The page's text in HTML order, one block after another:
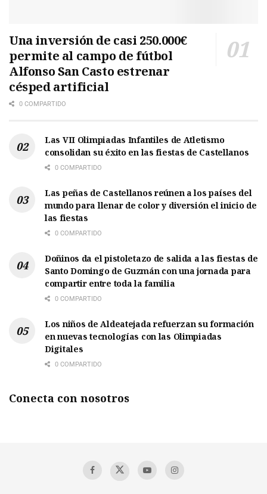
Una inversión de casi 250.000€
permite al campo de fútbol
Alfonso San Casto estrenar
césped artificial
0 COMPARTIDO
Las VII Olimpiadas Infantiles de Atletismo
consolidan su éxito en las fiestas de Castellanos
0 COMPARTIDO
Las peñas de Castellanos reúnen a los países del
mundo para llenar de color y diversión el inicio de
las fiestas
0 COMPARTIDO
Doñinos da el pistoletazo de salida a las fiestas de
Santo Domingo de Guzmán con una jornada para
compartir entre toda la familia
0 COMPARTIDO
Los niños de Aldeatejada refuerzan su formación
en nuevas tecnologías con las Olimpiadas
Digitales
0 COMPARTIDO
Conecta con nosotros